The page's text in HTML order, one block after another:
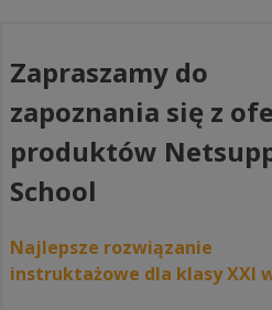
Zapraszamy do
zapoznania się z
produktów
School
Najlepsze rozwiązanie
instruktażowe dla klasy XXI